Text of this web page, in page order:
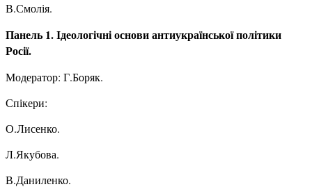
В.Смолія.
Панель 1. Ідеологічні основи антиукраїнської політики
Росії.
Модератор: Г.Боряк.
Спікери:
О.Лисенко.
Л.Якубова.
В.Даниленко.